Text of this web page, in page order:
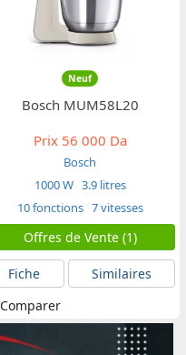
Neuf
Bosch MUM58L20
Prix56 000 Da
Bosch
1000 W 3.9 litres
10 fonctions 7 vitesses
Offres de Vente (1)
Fiche
Similaires
Comparer